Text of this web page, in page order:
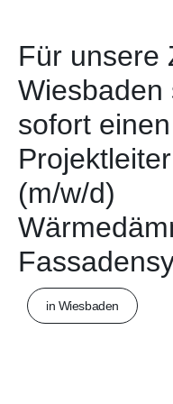
Für unsere
Wiesbaden
sofort
(m/w/d)
in Wiesbaden